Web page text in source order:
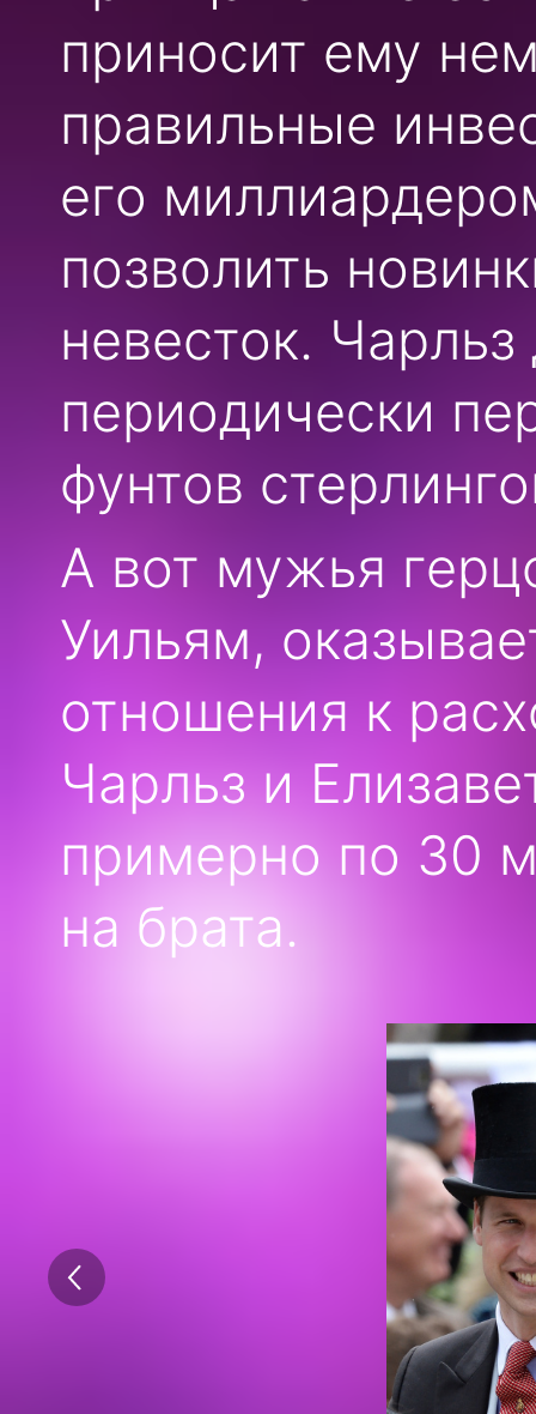
приносит ему
правильные
его
позволить
невесток.
периодически
фунтов
А вот мужья
Уильям,
отношения к
Чарльз и
примерно по 30
на брата.